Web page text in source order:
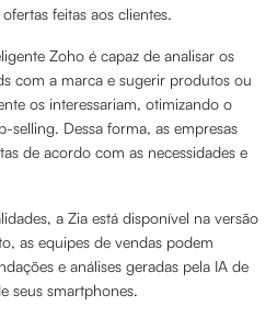
feitas aos clientes.
Zoho é capaz de analisar os
com a marca e sugerir produtos ou
os interessariam, otimizando o
selling. Dessa forma, as empresas
de acordo com as necessidades e
a Zia está disponível na versão
as equipes de vendas podem
e análises geradas pela IA de
seus smartphones.